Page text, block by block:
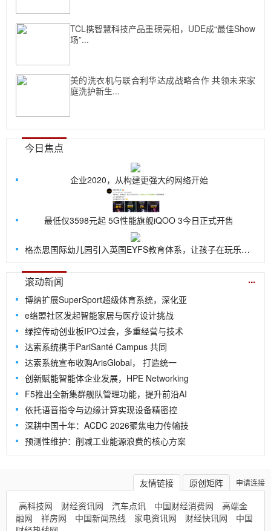
TCL携智慧科技产品重磅亮相，UDE成“最佳Show
场”...
美的洗衣机与联合利华达成战略合作 共领未来家
庭洗护新生...
今日焦点
企业2020，从构建更强大的网络开始
最低仅3598元起 5G性能旗舰iQOO 3今日正式开售
格杰思国际幼儿园引入英国EYFS教育体系，让孩子在玩乐中探索世界
滚动新闻 ...
博纳扩展SuperSport超级体育系统，深化亚
e络盟社区发起智能家居与医疗设计挑战
绿控传动创业板IPO过会，多重经营与技术
达索系统携手PariSanté Campus 共同
达索系统宣布收购ArisGlobal， 打造统一
创新赋能智能体企业发展，HPE Networking
F5推出全新集群舰队管理功能，提升前沿AI
依托语音指令与边缘计算实现设备精密控
深耕中国十年：ACDC 2026聚焦电力传输技
预测性维护：削减工业能源浪费的核心方案
申请连接
友情链接
原创矩阵
高科技网
财经资讯网 汽车点讯 中国财经消费网
高端金
融网
祥房网 中国新闻热线 家电资讯网 财经快讯网
中国